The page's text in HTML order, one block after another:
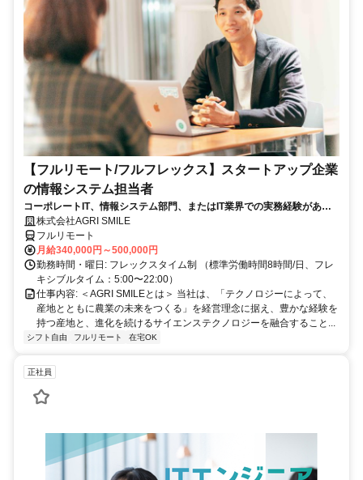
【フルリモート/フルフレックス】スタートアップ企業
の情報システム担当者
コーポレートIT、情報システム部門、またはIT業界での実務経験がある
方、大歓迎！
株式会社AGRI SMILE
フルリモート
月給340,000円～500,000円
勤務時間・曜日: フレックスタイム制 （標準労働時間8時間/日、フレ
キシブルタイム：5:00〜22:00）
仕事内容: ＜AGRI SMILEとは＞ 当社は、「テクノロジーによって、
産地とともに農業の未来をつくる」を経営理念に据え、豊かな経験を
持つ産地と、進化を続けるサイエンステクノロジーを融合すること...
シフト自由 フルリモート 在宅OK
正社員